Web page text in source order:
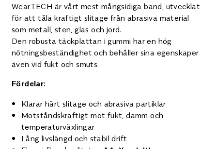
WearTECH är vårt mest mångsidiga band, utvecklat
för att tåla kraftigt slitage från abrasiva material
som metall, sten, glas och jord.
Den robusta täckplattan i gummi har en hög
nötningsbeständighet och behåller sina egenskaper
även vid fukt och smuts.
Fördelar:
Klarar hårt slitage och abrasiva partiklar
Motståndskraftigt mot fukt, damm och
temperaturväxlingar
Lång livslängd och stabil drift